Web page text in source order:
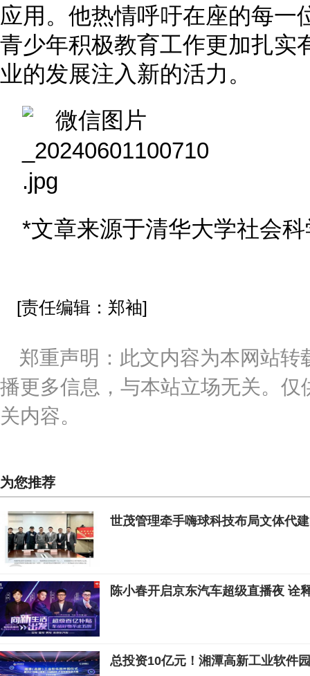
应用。他热情呼吁在座的每一
青少年积极教育工作更加扎实
业的发展注入新的活力。
*文章来源于清华大学社会
[责任编辑：郑袖]
郑重声明：此文内容为本网站
播更多信息，与本站立场无关。
关内容。
为您推荐
世茂管理牵手嗨球科技布局文体代建
陈小春开启京东汽车超级直播夜 诠
总投资10亿元！湘潭高新工业软件